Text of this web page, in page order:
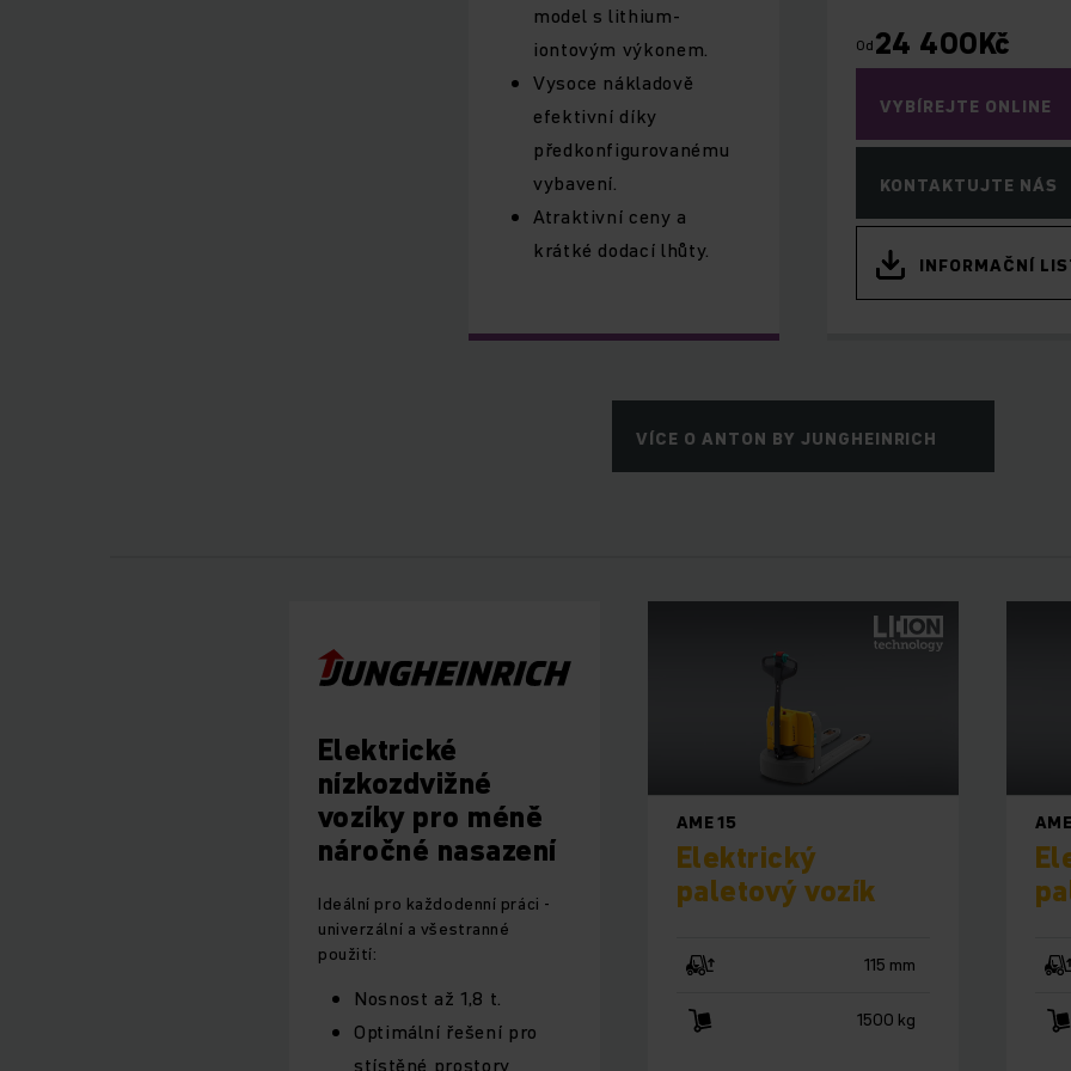
model s lithium-
iontovým výkonem.
Vysoce nákladově
efektivní díky
předkonfigurovanému
vybavení.
Atraktivní ceny a
krátké dodací lhůty.
Od Kč
24 400
VYBÍREJTE ONLINE
KONTAKTUJTE NÁS
INFORMAČNÍ
VÍCE O ANTON BY JUNGHEINRICH
Elektrické
nízkozdvižné
vozíky pro méně
náročné nasazení
Ideální pro každodenní práci -
univerzální a všestranné
použití:
Nosnost až 1,8 t.
Optimální řešení pro
stístěné prostory
AME 15
Elektrický
paletový vozík
115 mm
1500 kg